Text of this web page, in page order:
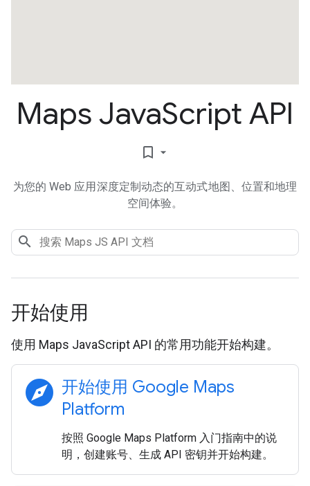
Maps JavaScript API
bookmark_border
为您的 Web 应用深度定制动态的互动式地图、位置和地理
空间体验。
开始使用
使用 Maps JavaScript API 的常用功能开始构建。
explore 开始使用 Google Maps
Platform
按照 Google Maps Platform 入门指南中的说
明，创建账号、生成 API 密钥并开始构建。